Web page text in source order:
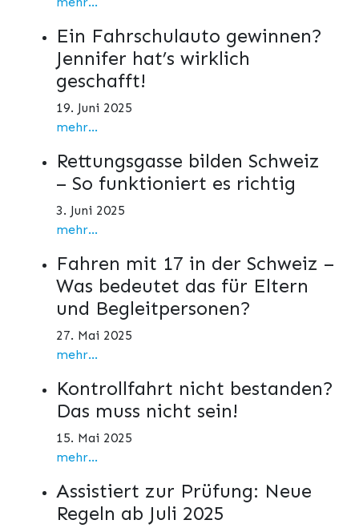
Ein Fahrschulauto gewinnen?
Jennifer hat’s wirklich
geschafft!
19. Juni 2025
mehr...
Rettungsgasse bilden Schweiz
– So funktioniert es richtig
3. Juni 2025
mehr...
Fahren mit 17 in der Schweiz –
Was bedeutet das für Eltern
und Begleitpersonen?
27. Mai 2025
mehr...
Kontrollfahrt nicht bestanden?
Das muss nicht sein!
15. Mai 2025
mehr...
Assistiert zur Prüfung: Neue
Regeln ab Juli 2025